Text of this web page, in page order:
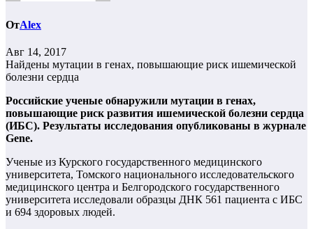
ОтAlex
Авг 14, 2017
Найдены мутации в генах, повышающие риск ишемической
болезни сердца
Российские ученые обнаружили мутации в генах,
повышающие риск развития ишемической болезни сердца
(ИБС). Результаты исследования опубликованы в журнале
Gene.
Ученые из Курского государственного медицинского
университета, Томского национального исследовательского
медицинского центра и Белгородского государственного
университета исследовали образцы ДНК 561 пациента с ИБС
и 694 здоровых людей.